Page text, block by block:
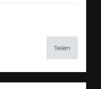
Teilen